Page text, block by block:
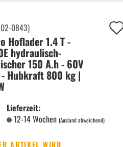
02-0843)
Hoflader 1.4 T -
hydraulisch-
150 A.h - 60V
Hubkraft 800 kg |
Lieferzeit:
12-14 Wochen (Ausland abweichend)
ARTIKEL WIRD